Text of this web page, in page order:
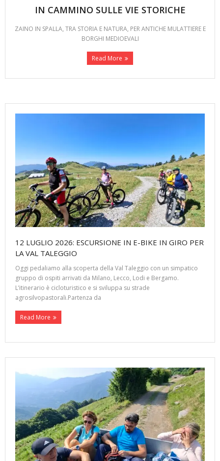
IN CAMMINO SULLE VIE STORICHE
ZAINO IN SPALLA, TRA STORIA E NATURA, PER ANTICHE MULATTIERE E
BORGHI MEDIOEVALI
Read More
12 LUGLIO 2026: ESCURSIONE IN E-BIKE IN GIRO PER
LA VAL TALEGGIO
Oggi pedaliamo alla scoperta della Val Taleggio con un simpatico
gruppo di ospiti arrivati da Milano, Lecco, Lodi e Bergamo.
L’itinerario è cicloturistico e si sviluppa su strade
agrosilvopastorali.Partenza da
Read More